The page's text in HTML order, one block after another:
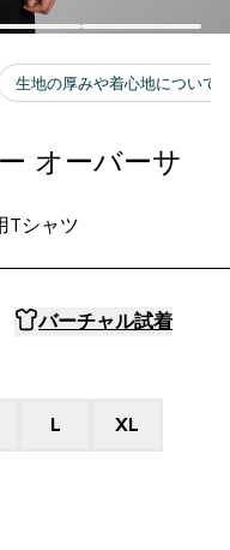
オーバーサ
Tシャツ
バーチャル試着
L XL